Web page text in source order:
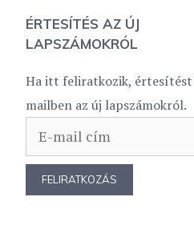
ÉRTESÍTÉS AZ ÚJ
LAPSZÁMOKRÓL
Ha itt feliratkozik, értesítést
mailben az új lapszámokról.